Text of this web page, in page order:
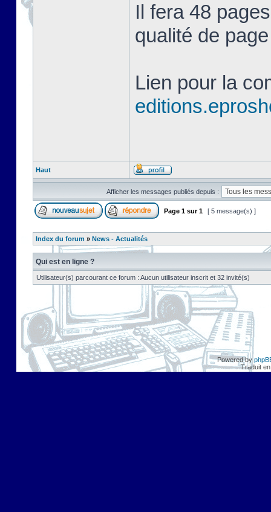
Il fera 48
qualité de
Lien pour la
Haut
Afficher les messages publiés depuis :
Page 1 sur1 [ 5 message(s) ]
Index du forum » News - Actualités
Qui est en ligne ?
Utilisateur(s) parcourant ce forum : Aucun utilisateur inscrit et 32 invité(s)
Powered by
Traduit